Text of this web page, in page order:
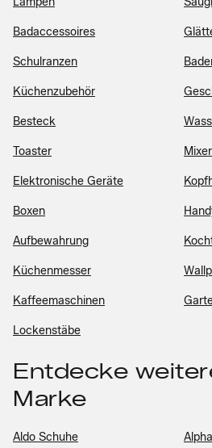
Badaccessoires
Schulranzen
Küchenzubehör
Besteck
Toaster
Elektronische Geräte
Boxen
Aufbewahrung
Küchenmesser
Kaffeemaschinen
Lockenstäbe
Entdecke
Marke
Aldo Schuhe